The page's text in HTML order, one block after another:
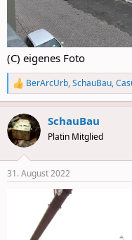
(C) eigenes Foto
R
e
a
c
t
i
s
BerArcUrb,SchauBau,
SchauBau
Platin Mitglied
31. August 2022